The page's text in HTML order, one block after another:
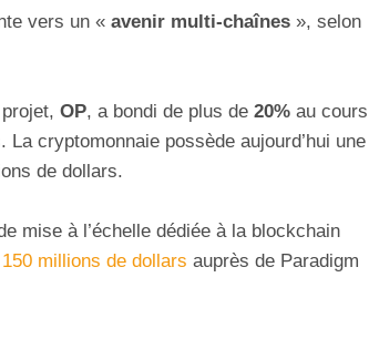
vers un « avenir multi-chaînes », selon
OP, a bondi de plus de 20% au cours
cryptomonnaie possède aujourd’hui une
de dollars.
mise à l’échelle dédiée à la blockchain
millions de dollars auprès de Paradigm